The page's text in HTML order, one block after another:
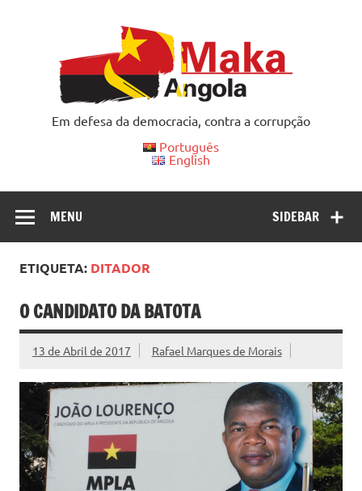
Em defesa da democracia, contra a corrupção
Português
English
SIDEBAR
MENU
ETIQUETA: DITADOR
O CANDIDATO DA BATOTA
13 de Abril de 2017 Rafael Marques de Morais